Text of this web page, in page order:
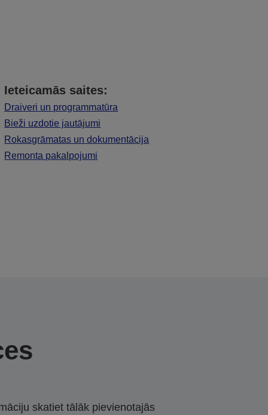
Ieteicamās saites:
Draiveri un programmatūra
Bieži uzdotie jautājumi
Rokasgrāmatas un dokumentācija
Remonta pakalpojumi
skatiet tālāk pievienotajās